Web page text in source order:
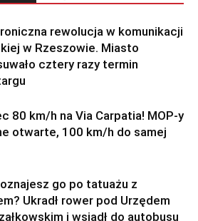
rewolucja w komunikacji
w Rzeszowie. Miasto
cztery razy termin
80 km/h na Via Carpatia! MOP-y
otwarte, 100 km/h do samej
go po tatuażu z
Ukradł rower pod Urzędem
i wsiadł do autobusu